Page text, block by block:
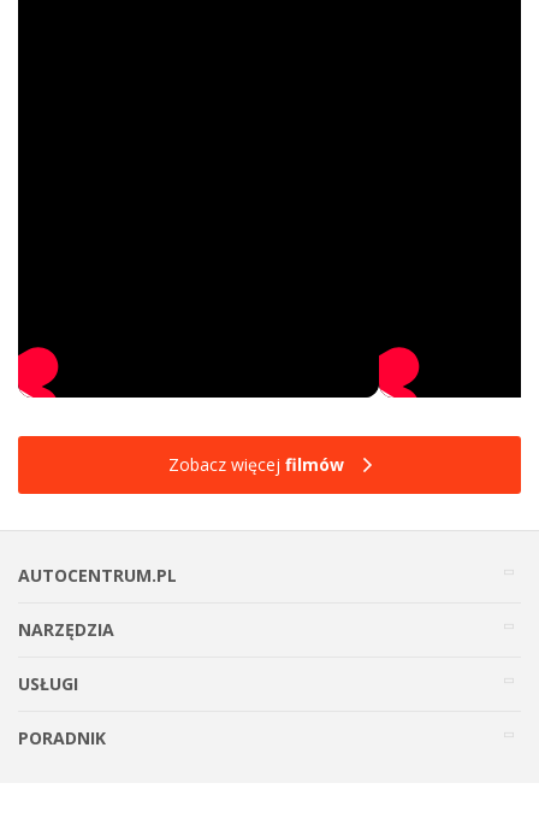
Zobacz więcej filmów
AUTOCENTRUM.PL
NARZĘDZIA
USŁUGI
PORADNIK